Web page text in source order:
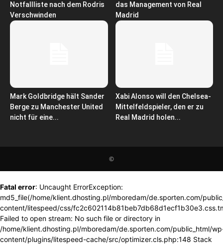
Notfallliste nach dem Rodris
Verschwinden
das Management von Real
Madrid
Mark Goldbridge hält Sander
Berge zu Manchester United
nicht für eine...
Xabi Alonso will den Chelsea-
Mittelfeldspieler, den er zu
Real Madrid holen...
©
Fatal error: Uncaught ErrorException:
md5_file(/home/klient.dhosting.pl/mboredam/de.sporten.com/
content/litespeed/css/
Failed to open stream: No such file or directory in
/home/klient.dhosting.pl/mboredam/de.sporten.com/public_html/
content/plugins/litespeed-cache/src/optimizer.cls.php:148 Stack